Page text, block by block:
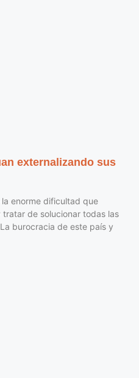
externalizando sus
enorme dificultad que
de solucionar todas las
burocracia de este país y